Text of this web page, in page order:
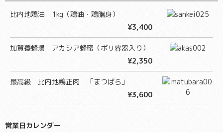
比内地鶏油 1kg（鶏油・鶏脂身）
¥3,400
加賀養蜂場 アカシア蜂蜜（ポリ容器入り）
¥2,350
最高級 比内地鶏正肉 「まつばら」
¥3,600
営業日カレンダー